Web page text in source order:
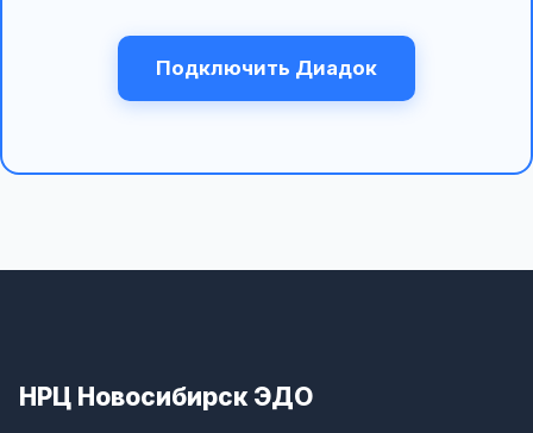
Подключить Диадок
НРЦ Новосибирск ЭДО